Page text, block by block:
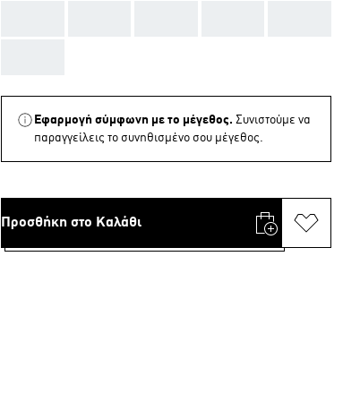
Εφαρμογή σύμφωνη με το μέγεθος. Συνιστούμε να
παραγγείλεις το συνηθισμένο σου μέγεθος.
Προσθήκη στο Καλάθι